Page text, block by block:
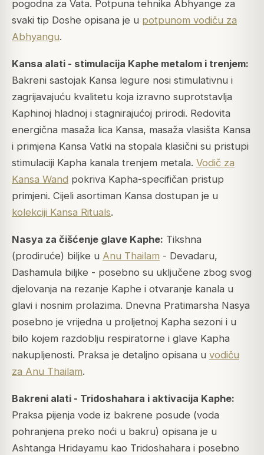
pogodna za Vata. Potpuna tehnika Abhyange za
svaki tip Doshe opisana je u potpunom vodiču za
Abhyangu.
Kansa alati - stimulacija Kaphe metalom i trenjem:
Bakreni sastojak Kansa legure nosi stimulativnu i
zagrijavajuću kvalitetu koja izravno suprotstavlja
Kaphinoj hladnoj i stagnirajućoj prirodi. Redovita
energična masaža lica Kansa, masaža vlasišta Kansa
i primjena Kansa Vatki na stopala klasični su pristupi
stimulaciji Kapha kanala trenjem metala. Vodič za
Kansa Wand pokriva Kapha-specifičan pristup
primjeni. Cijeli asortiman Kansa dostupan je u
kolekciji Kansa Rituals.
Nasya za čišćenje glave Kaphe: Tikshna
(prodiruće) biljke u Anu Thailam - Devadaru,
Dashamula biljke - posebno su uključene zbog svog
djelovanja na rezanje Kaphe i otvaranje kanala u
glavi i nosnim prolazima. Dnevna Pratimarsha Nasya
posebno je vrijedna u proljetnoj Kapha sezoni i u
bilo kojem razdoblju respiratorne i glave Kapha
nakupljenosti. Praksa je detaljno opisana u vodiču
za Anu Thailam.
Bakreni alati - Tridoshahara i aktivacija Kaphe:
Praksa pijenja vode iz bakrene posude (voda
pohranjena preko noći u bakru) opisana je u
Ashtanga Hridayamu kao Tridoshahara i posebno